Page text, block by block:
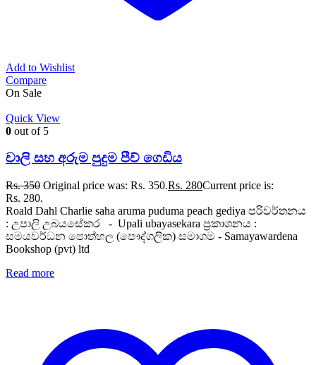
Add to Wishlist
Compare
On Sale
Quick View
0 out of 5
චාලි සහ අරුම පුදුම පීච් ගෙඩිය
Rs.350 Original price was: Rs. 350.Rs. 280Current price is:
Rs. 280.
Roald Dahl Charlie saha aruma puduma peach gediya පරිවර්තනය
: උපාලි උබයසේකර - Upali ubayasekara ප්‍රකාශනය :
සමයවර්ධන පොත්හල (පෞද්ගලික) සමාගම - Samayawardena
Bookshop (pvt) ltd
Read more